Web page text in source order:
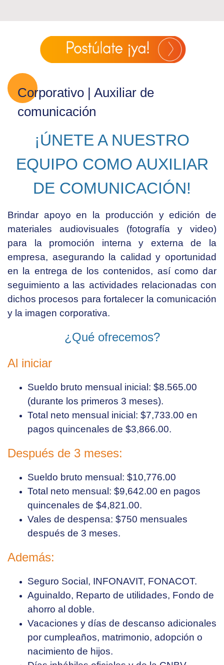
Corporativo | Auxiliar de
comunicación
¡ÚNETE A NUESTRO
EQUIPO COMO AUXILIAR
DE COMUNICACIÓN!
Brindar apoyo en la producción y edición de
materiales audiovisuales (fotografía y video)
para la promoción interna y externa de la
empresa, asegurando la calidad y oportunidad
en la entrega de los contenidos, así como dar
seguimiento a las actividades relacionadas con
dichos procesos para fortalecer la comunicación
y la imagen corporativa.
¿Qué ofrecemos?
Al iniciar
Sueldo bruto mensual inicial: $8.565.00
(durante los primeros 3 meses).
Total neto mensual inicial: $7,733.00 en
pagos quincenales de $3,866.00.
Después de 3 meses:
Sueldo bruto mensual: $10,776.00
Total neto mensual: $9,642.00 en pagos
quincenales de $4,821.00.
Vales de despensa: $750 mensuales
después de 3 meses.
Además:
Seguro Social, INFONAVIT, FONACOT.
Aguinaldo, Reparto de utilidades, Fondo de
ahorro al doble.
Vacaciones y días de descanso adicionales
por cumpleaños, matrimonio, adopción o
nacimiento de hijos.